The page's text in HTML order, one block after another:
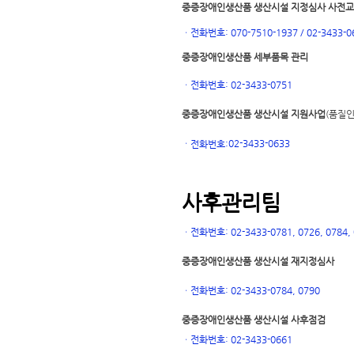
중증장애인생산품 생산시설 지정심사 사전
ㆍ 전화번호: 070-7510-1937 / 02-3433-
중증장애인생산품 세부품목 관리
ㆍ 전화번호: 02-3433-0751
중증장애인생산품 생산시설 지원사업(품질
ㆍ 전화번호:02-3433-0633
사후관리팀
ㆍ 전화번호: 02-3433-0781, 0726,
중증장애인생산품 생산시설 재지정심사
ㆍ 전화번호: 02-3433-0784, 0790
중증장애인생산품 생산시설 사후점검
ㆍ 전화번호: 02-3433-0661